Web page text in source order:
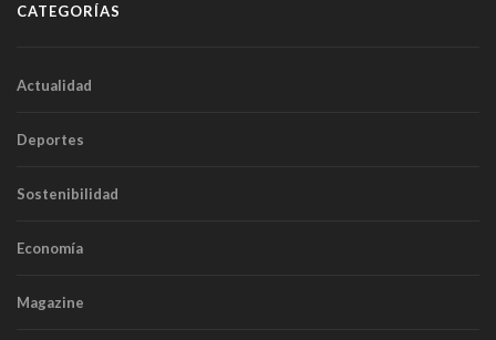
CATEGORÍAS
Actualidad
Deportes
Sostenibilidad
Economía
Magazine